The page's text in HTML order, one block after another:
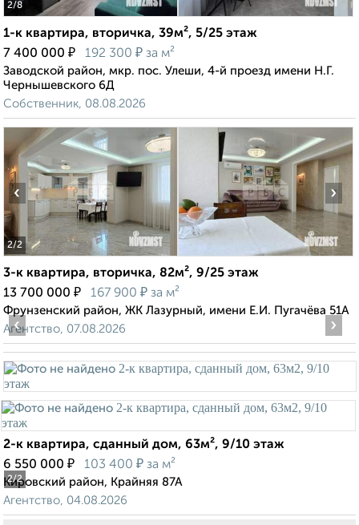
2/8
1-к квартира, вторичка, 39м², 5/25 этаж
7 400 000 ₽ 192 300 ₽ за м²
Заводской район, мкр. пос. Улеши, 4-й проезд имени Н.Г.
Чернышевского 6Д
Собственник, 08.08.2026
2/2
‹ ›
3-к квартира, вторичка, 82м², 9/25 этаж
13 700 000 ₽ 167 900 ₽ за м²
Фрунзенский район, ЖК Лазурный, имени Е.И. Пугачёва 51А
Агентство, 07.08.2026
2/2
‹ ›
2-к квартира, сданный дом, 63м², 9/10 этаж
6 550 000 ₽ 103 400 ₽ за м²
Кировский район, Крайняя 87А
Агентство, 04.08.2026